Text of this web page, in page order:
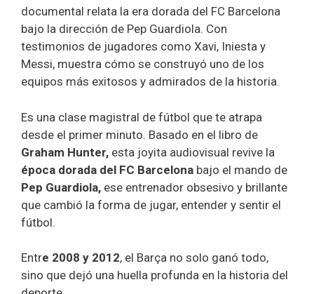
documental relata la era dorada del FC Barcelona
bajo la dirección de Pep Guardiola. Con
testimonios de jugadores como Xavi, Iniesta y
Messi, muestra cómo se construyó uno de los
equipos más exitosos y admirados de la historia.
Es una clase magistral de fútbol que te atrapa
desde el primer minuto. Basado en el libro de
Graham Hunter, esta joyita audiovisual revive la
época dorada del FC Barcelona bajo el mando de
Pep Guardiola, ese entrenador obsesivo y brillante
que cambió la forma de jugar, entender y sentir el
fútbol.
Entre 2008 y 2012, el Barça no solo ganó todo,
sino que dejó una huella profunda en la historia del